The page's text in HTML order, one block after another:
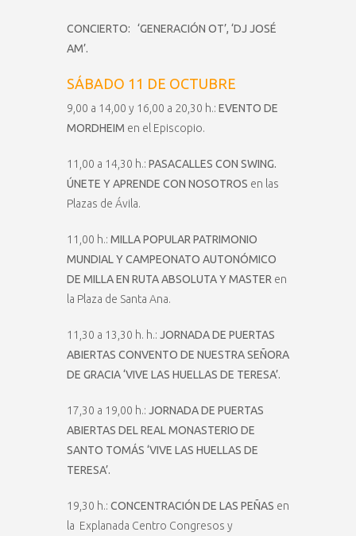
CONCIERTO: ‘GENERACIÓN OT’, ‘DJ JOSÉ
AM’.
SÁBADO 11 DE OCTUBRE
9,00 a 14,00 y 16,00 a 20,30 h.: EVENTO DE
MORDHEIM en el Episcopio.
11,00 a 14,30 h.: PASACALLES CON SWING.
ÚNETE Y APRENDE CON NOSOTROS en las
Plazas de Ávila.
11,00 h.: MILLA POPULAR PATRIMONIO
MUNDIAL Y CAMPEONATO AUTONÓMICO
DE MILLA EN RUTA ABSOLUTA Y MASTER en
la Plaza de Santa Ana.
11,30 a 13,30 h. h.: JORNADA DE PUERTAS
ABIERTAS CONVENTO DE NUESTRA SEÑORA
DE GRACIA ‘VIVE LAS HUELLAS DE TERESA’.
17,30 a 19,00 h.: JORNADA DE PUERTAS
ABIERTAS DEL REAL MONASTERIO DE
SANTO TOMÁS ‘VIVE LAS HUELLAS DE
TERESA’.
19,30 h.: CONCENTRACIÓN DE LAS PEÑAS en
la Explanada Centro Congresos y